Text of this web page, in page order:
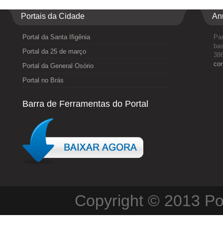
Portais da Cidade
Portal da Santa Ifigênia
Portal da 25 de março
Portal da General Osório
Portal no Brás
Barra de Ferramentas do Portal
Copyright © 2013